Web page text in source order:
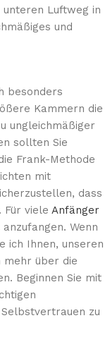
Luftweg in
und
besonders
Kammern die
ungleichmäßiger
sollten Sie
Frank-Methode
mit
dass
Für viele Anfänger
Wenn
ich Ihnen, unseren
mehr über die
Beginnen Sie mit
zu